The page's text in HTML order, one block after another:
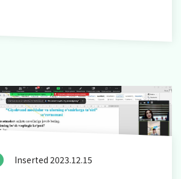
Inserted 2023.12.15